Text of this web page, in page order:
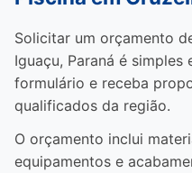
Solicitar um orçamento
Iguaçu, Paraná é simples
formulário e receba
qualificados da região.
O orçamento inclui
equipamentos e